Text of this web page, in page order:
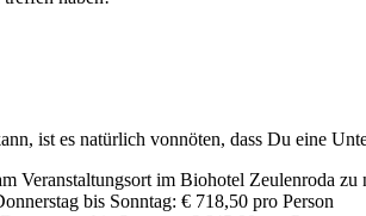
ist es natürlich vonnöten, dass Du eine
Veranstaltungsort im Biohotel Zeulenroda
bis Sonntag: € 718,50 pro Person